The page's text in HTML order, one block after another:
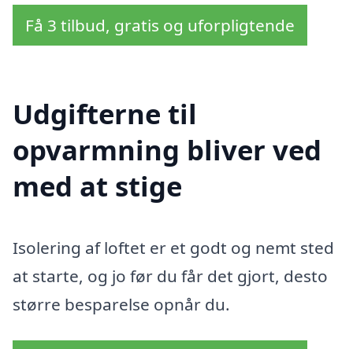
Få 3 tilbud, gratis og uforpligtende
Udgifterne til
opvarmning bliver ved
med at stige
Isolering af loftet er et godt og nemt sted
at starte, og jo før du får det gjort, desto
større besparelse opnår du.